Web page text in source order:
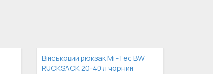
Військовий рюкзак Mil-Tec BW
RUCKSACK 20-40 л чорний